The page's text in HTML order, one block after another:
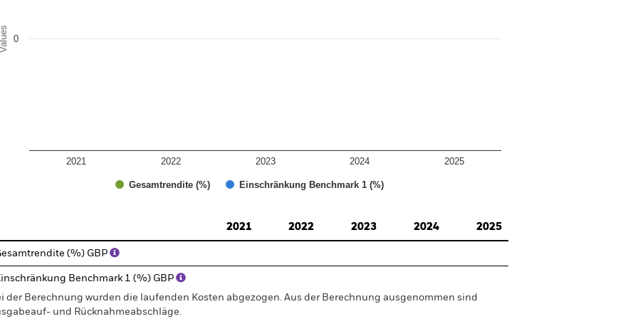
Values
Gesamtrendite (%) Einschränkung Benchmark 1 (%)
2021 2022 2023 2024 2025
0
2021
2022 2023 2024 2025
(%) GBP
Benchmark 1 (%) GBP
der Berechnung wurden die laufenden Kosten abgezogen. Aus der Berechnung ausgenommen sind
und Rücknahmeabschläge.